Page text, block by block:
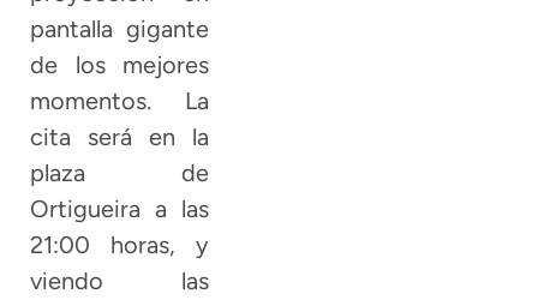
pantalla gigante
de los mejores
momentos. La
cita será en la
plaza de
Ortigueira a las
21:00 horas, y
viendo las